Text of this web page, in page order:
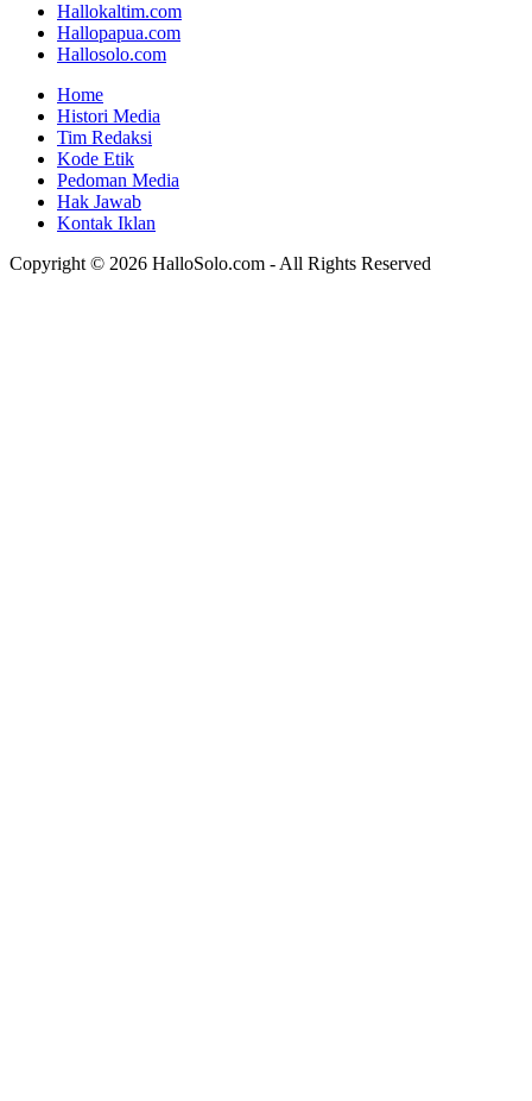
Hallokaltim.com
Hallopapua.com
Hallosolo.com
Home
Histori Media
Tim Redaksi
Kode Etik
Pedoman Media
Hak Jawab
Kontak Iklan
Copyright © 2026 HalloSolo.com - All Rights Reserved